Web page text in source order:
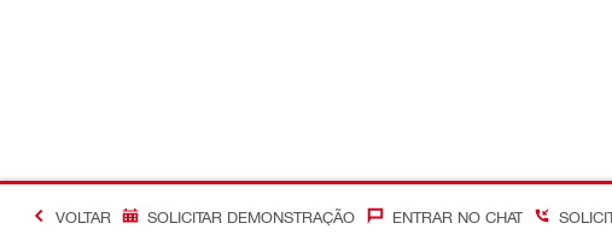
VOLTAR SOLICITAR DEMONSTRAÇÃO ENTRAR NO CHAT